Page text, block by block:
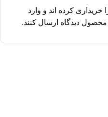
پوست وزن گربه وزن ایده‌آل
(نیازهای انرژی طبیعی) ۳ کیلوگرم ۲۰ گرم (۱/۸ پیمانه) ۴ کیلوگرم
کرده اند و وارد
محصول دیدگاه ارسال کنند.